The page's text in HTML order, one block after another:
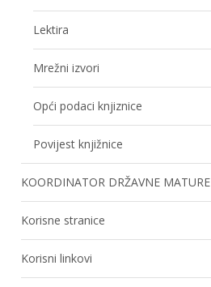
Lektira
Mrežni izvori
Opći podaci knjiznice
Povijest knjižnice
KOORDINATOR DRŽAVNE MATURE
Korisne stranice
Korisni linkovi